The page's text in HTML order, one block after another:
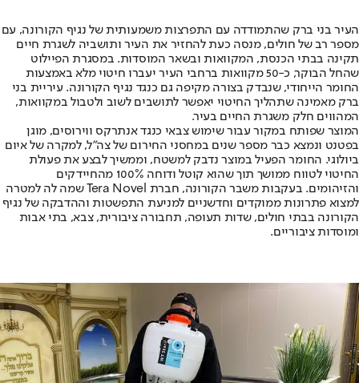
העיר בני ברק שהתמודדה עם התפרצות משמעותית של נגיף הקורונה, עם
מספר רב של חולים, מנסה כעת להחזיר את העיר ותושביה לשגרת חיים
תקינה בבתי הכנסת, המקוואות ובשאר המוסדות. במסגרת הפיילוט
שהחל הבוקר, כ-50 מקוואות ברחבי העיר יעברו חיטוי מלא באמצעות
החומר הייחודי, שנבדק בצורה מקיפה גם כנגד נגיף הקורונה. עיריית בני
ברק מאמינה שתהליך החיטוי יאפשר לתושבים לשוב ולטבול במקוואות,
המהווים חלק משגרת החיים בעיר.
המוצר שפותח במקור עבור שימוש צבאי כנגד אנתרקס ווירוסים, מוגן
בפטנט ונמצא כבר מספר שנים במחסני החירום של צה"ל, למקרה של איום
ביולוגי. החומר הפעיל במוצר נדבק למשטח, וממשיך לבצע את פעולת
החיטוי לטווח ממושך תוך שהוא קוטל ודוחה 100% מהחיידקים
והזיהומים. בעקבות משבר הקורונה, חברת Tera Novel שמה לה למטרה
למצוא פתרונות ממוקדים וחדשניים למניעת התפשטות וההדבקה של נגיף
הקורונה בבתי חולים, שדות תעופה, תחבורה ציבורית, צבא, בתי אבות
ומוסדות ציבוריים.